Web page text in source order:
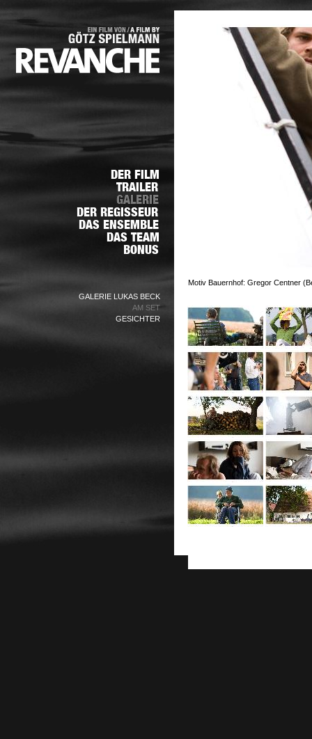
GALERIE LUKAS BECK
AM SET
GESICHTER
Motiv Bauernhof: Gregor Centner